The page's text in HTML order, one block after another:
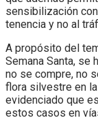
sensibilización
tenencia y no al
A propósito del
Semana Santa, se
no se compre, no
flora silvestre en
evidenciado que
estos casos en